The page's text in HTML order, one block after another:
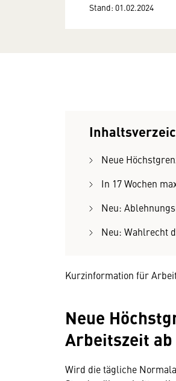
Stand: 01.02.2024
Neue
In 17 Wochen
Neu:
Neu: Wahlrecht
Kurzinformation für
Neue
Arbeitszeit ab
Wird die tägliche